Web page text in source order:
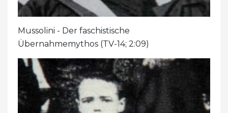
Mussolini - Der faschistische
Übernahmemythos (TV-14; 2:09)